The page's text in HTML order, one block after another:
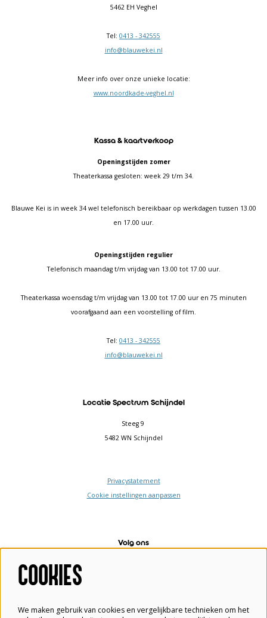
5462 EH Veghel
Tel: 0413 - 342555
info@blauwekei.nl
Meer info over onze unieke locatie:
www.noordkade-veghel.nl
Kassa & kaartverkoop
Openingstijden zomer
Theaterkassa gesloten: week 29 t/m 34.
Blauwe Kei is in week 34 wel telefonisch bereikbaar op werkdagen tussen 13.00
en 17.00 uur.
Openingstijden regulier
Telefonisch maandag t/m vrijdag van 13.00 tot 17.00 uur.
Theaterkassa woensdag t/m vrijdag van 13.00 tot 17.00 uur en 75 minuten
voorafgaand aan een voorstelling of film.
Tel: 0413 - 342555
info@blauwekei.nl
Locatie Spectrum Schijndel
Steeg 9
5482 WN Schijndel
Privacystatement
Cookie instellingen aanpassen
Volg ons
COOKIES
We maken gebruik van cookies en vergelijkbare technieken om het